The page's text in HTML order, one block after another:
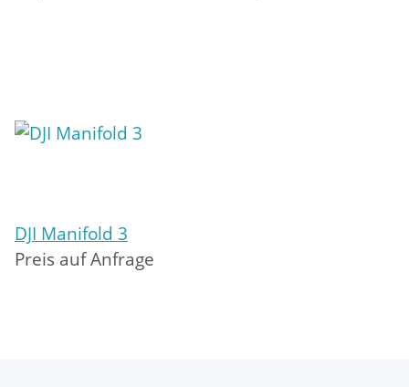
DJI Manifold 3
Preis auf Anfrage